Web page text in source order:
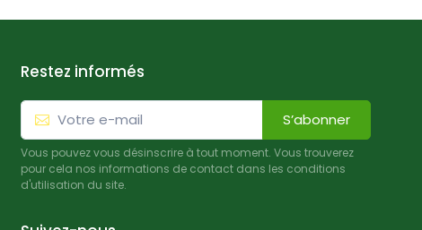
Restez informés
S’abonner
Vous pouvez vous désinscrire à tout moment. Vous trouverez
pour cela nos informations de contact dans les conditions
d'utilisation du site.